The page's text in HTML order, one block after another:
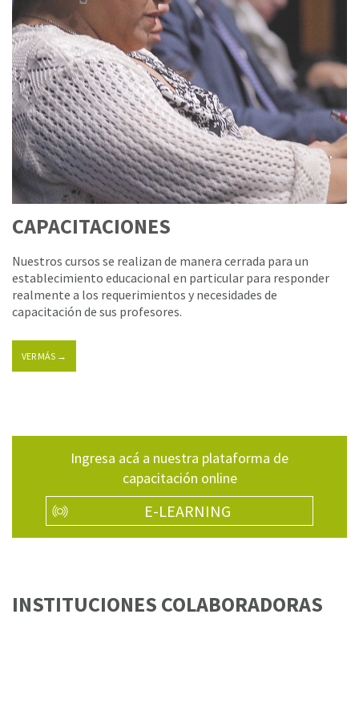
CAPACITACIONES
Nuestros cursos se realizan de manera cerrada para un
establecimiento educacional en particular para responder
realmente a los requerimientos y necesidades de
capacitación de sus profesores.
VER MÁS →
Ingresa acá a nuestra plataforma de
capacitación online
E-LEARNING
INSTITUCIONES COLABORADORAS